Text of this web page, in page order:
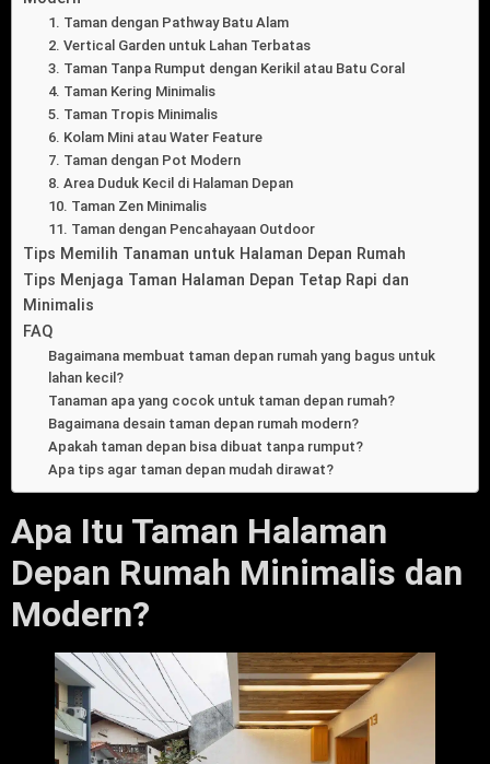
1. Taman dengan Pathway Batu Alam
2. Vertical Garden untuk Lahan Terbatas
3. Taman Tanpa Rumput dengan Kerikil atau Batu Coral
4. Taman Kering Minimalis
5. Taman Tropis Minimalis
6. Kolam Mini atau Water Feature
7. Taman dengan Pot Modern
8. Area Duduk Kecil di Halaman Depan
10. Taman Zen Minimalis
11. Taman dengan Pencahayaan Outdoor
Tips Memilih Tanaman untuk Halaman Depan Rumah
Tips Menjaga Taman Halaman Depan Tetap Rapi dan
Minimalis
FAQ
Bagaimana membuat taman depan rumah yang bagus untuk
lahan kecil?
Tanaman apa yang cocok untuk taman depan rumah?
Bagaimana desain taman depan rumah modern?
Apakah taman depan bisa dibuat tanpa rumput?
Apa tips agar taman depan mudah dirawat?
Apa Itu Taman Halaman
Depan Rumah Minimalis dan
Modern?